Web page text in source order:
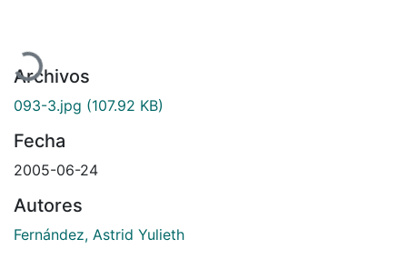
Cargando...
Archivos
093-3.jpg (107.92 KB)
Fecha
2005-06-24
Autores
Fernández, Astrid Yulieth